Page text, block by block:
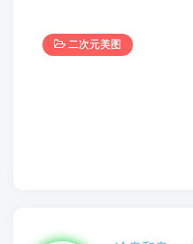
二次元美图